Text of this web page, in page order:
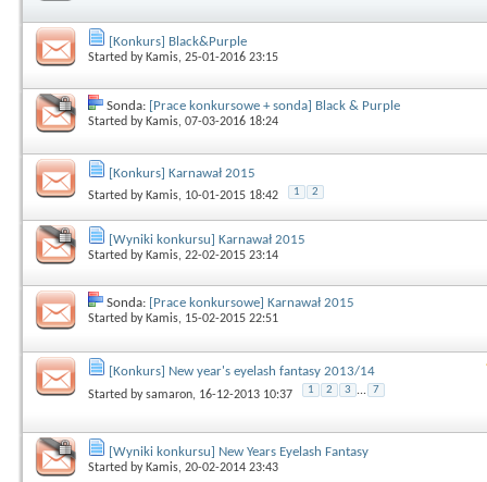
[Konkurs] Black&Purple
Started by Kamis, 25-01-2016 23:15
Sonda: [Prace konkursowe + sonda] Black & Purple
Started by Kamis, 07-03-2016 18:24
[Konkurs] Karnawał 2015
Started by Kamis, 10-01-2015 18:42 1 2
[Wyniki konkursu] Karnawał 2015
Started by Kamis, 22-02-2015 23:14
Sonda: [Prace konkursowe] Karnawał 2015
Started by Kamis, 15-02-2015 22:51
[Konkurs] New year's eyelash fantasy 2013/14
Started bysamaron, 16-12-2013 10:37 1 2 3 ... 7
[Wyniki konkursu] New Years Eyelash Fantasy
Started by Kamis, 20-02-2014 23:43